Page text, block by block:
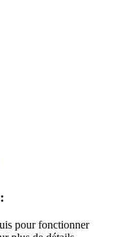
pour fonctionner